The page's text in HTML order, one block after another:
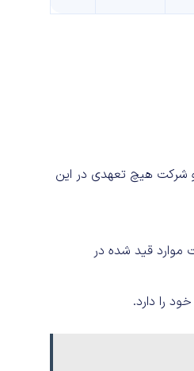
شرکت هیچ تعهدی در این
موارد قید شده در
را دارد.